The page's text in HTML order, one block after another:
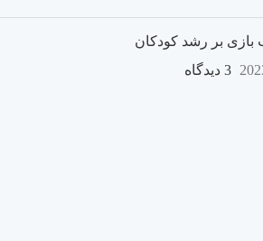
بازی بر رشد کودکان
3 دیدگاه